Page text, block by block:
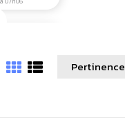
Pertinence